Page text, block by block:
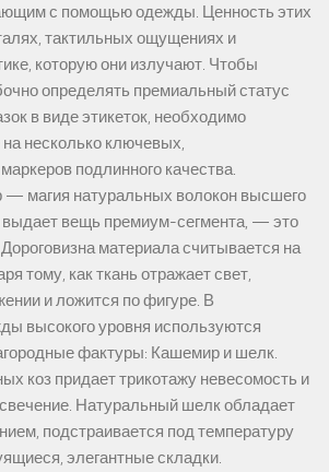
с помощью одежды. Ценность этих
тактильных ощущениях и
которую они излучают. Чтобы
определять премиальный статус
в виде этикеток, необходимо
несколько ключевых,
подлинного качества.
— магия натуральных волокон высшего
выдает вещь премиум-сегмента, — это
материала считывается на
тому, как ткань отражает свет,
и ложится по фигуре. В
высокого уровня используются
фактуры: Кашемир и шелк.
коз придает трикотажу невесомость и
Натуральный шелк обладает
подстраивается под температуру
элегантные складки.